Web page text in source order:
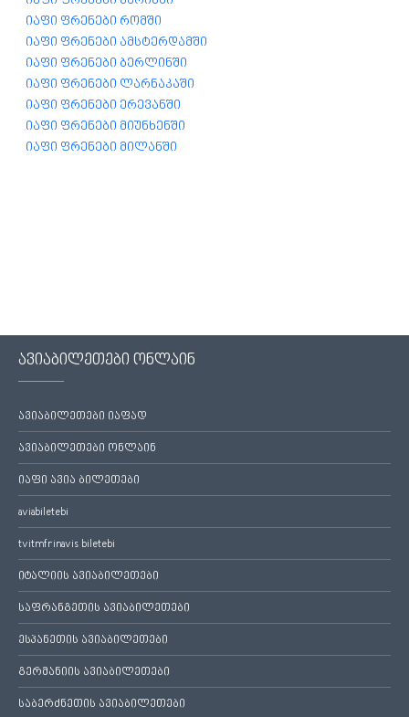
იაფი ფრენები რომში
იაფი ფრენები ამსტერდამში
იაფი ფრენები ბერლინში
იაფი ფრენები ლარნაკაში
იაფი ფრენები ერევანში
იაფი ფრენები მიუნხენში
იაფი ფრენები მილანში
ავიაბილეთები ონლაინ
ავიაბილეთები იაფად
ავიაბილეთები ონლაინ
იაფი ავია ბილეთები
aviabiletebi
tvitmfrinavis biletebi
იტალიის ავიაბილეთები
საფრანგეთის ავიაბილეთები
ესპანეთის ავიაბილეთები
გერმანიის ავიაბილეთები
საბერძნეთის ავიაბილეთები